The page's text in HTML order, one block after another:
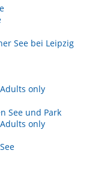
See bei Leipzig
Adults only
See und Park
Adults only